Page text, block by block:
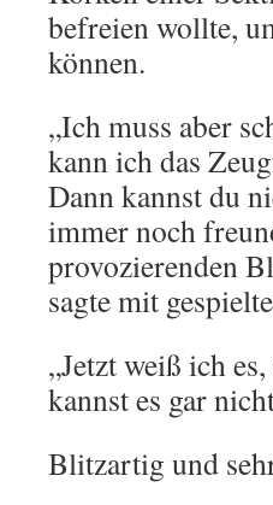
befreien wollte,
können.
„Ich muss aber
kann ich das
Dann kannst du
immer noch
provozierenden
sagte mit
„Jetzt weiß ich
kannst es gar
Blitzartig und